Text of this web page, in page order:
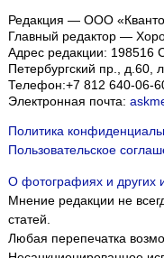
Редакция — ООО
Главный редактор —
Адрес редакции: 198516
Петербургский пр., д.60,
Телефон:+7 812 640-06-
Электронная почта:
Политика
Пользовательское
О фотографиях и других
Мнение редакции не
статей.
Любая перепечатка